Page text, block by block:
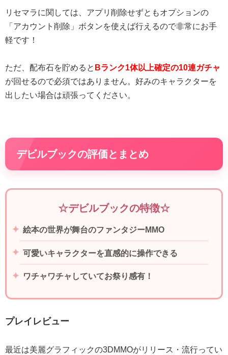
リセマラに関しては、アプリ削除せずともオプションの
「アカウント削除」ボタンを使えば行えるので非常にお手
軽です！
ただ、配布石を貯めると Bランク1体以上確定の10連ガチャ
が回せるので必須ではありません。好みのキャラクターを
出したい場合は頑張ってください。
デビルブックの評価とまとめ
☆デビルブックの特徴☆
絵本の世界が舞台のファンタジーMMO
可愛いキャラクターを直感的に操作できる
ワチャワチャしていてお祭り感有！
プレイレビュー
最近は美麗グラフィックの3DMMOがリリース・流行ってい